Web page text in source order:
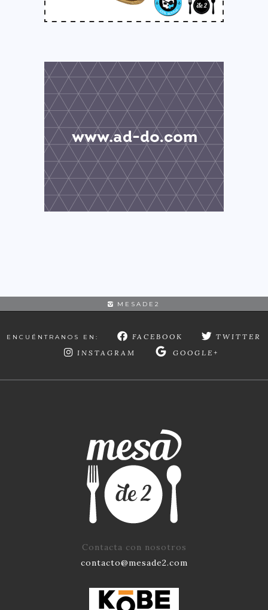
MESADE2
ENCUÉNTRANOS EN: FACEBOOK
TWITTER
INSTAGRAM
GOOGLE+
Contacta con nosotros
contacto@mesade2.com